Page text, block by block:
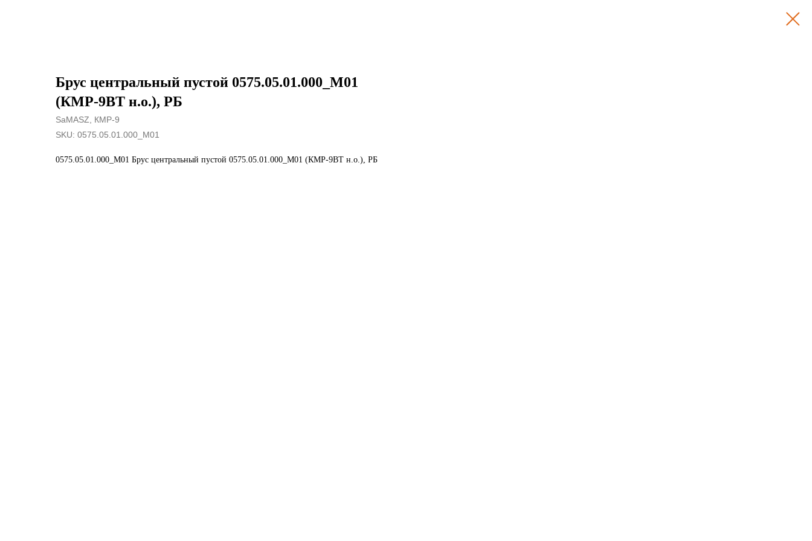
Брус центральный пустой 0575.05.01.000_М01
(КМР-9ВТ н.о.), РБ
SaMASZ, КМР-9
SKU: 0575.05.01.000_М01
0575.05.01.000_М01 Брус центральный пустой 0575.05.01.000_М01 (КМР-9ВТ н.о.), РБ